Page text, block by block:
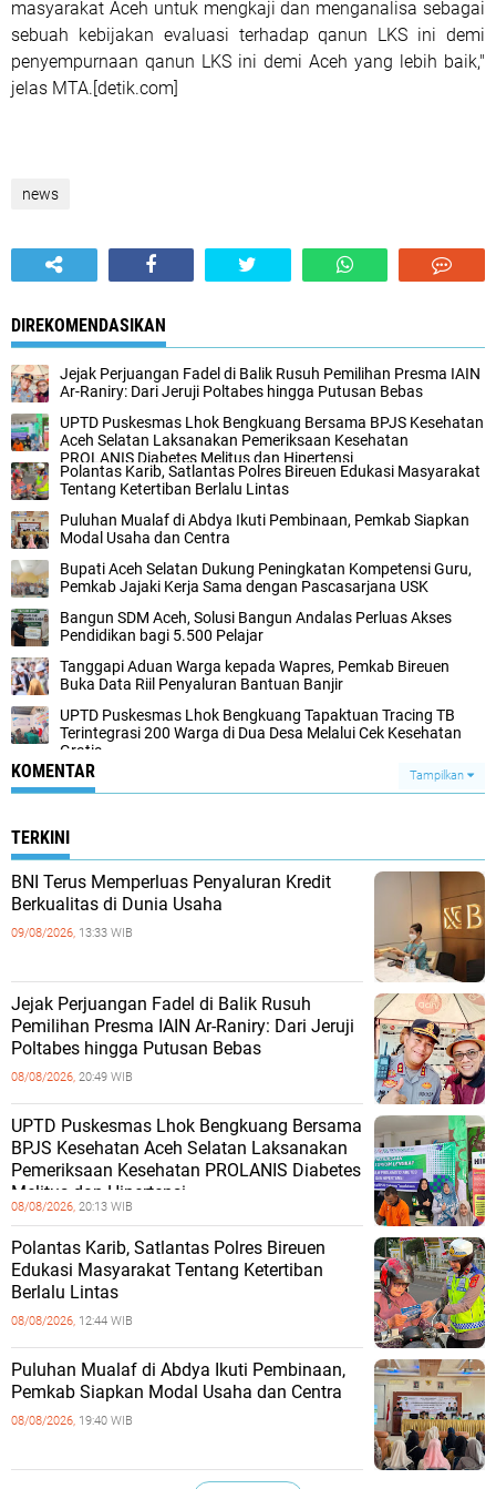
masyarakat Aceh untuk mengkaji dan menganalisa sebagai
sebuah kebijakan evaluasi terhadap qanun LKS ini demi
penyempurnaan qanun LKS ini demi Aceh yang lebih baik,"
jelas MTA.[detik.com]
news
DIREKOMENDASIKAN
Jejak Perjuangan Fadel di Balik Rusuh Pemilihan Presma IAIN
Ar-Raniry: Dari Jeruji Poltabes hingga Putusan Bebas
UPTD Puskesmas Lhok Bengkuang Bersama BPJS Kesehatan
Aceh Selatan Laksanakan Pemeriksaan Kesehatan
PROLANIS Diabetes Melitus dan Hipertensi
Polantas Karib, Satlantas Polres Bireuen Edukasi Masyarakat
Tentang Ketertiban Berlalu Lintas
Puluhan Mualaf di Abdya Ikuti Pembinaan, Pemkab Siapkan
Modal Usaha dan Centra
Bupati Aceh Selatan Dukung Peningkatan Kompetensi Guru,
Pemkab Jajaki Kerja Sama dengan Pascasarjana USK
‎Bangun SDM Aceh, Solusi Bangun Andalas Perluas Akses
Pendidikan bagi 5.500 Pelajar ‎
Tanggapi Aduan Warga kepada Wapres, Pemkab Bireuen
Buka Data Riil Penyaluran Bantuan Banjir
UPTD Puskesmas Lhok Bengkuang Tapaktuan ‎Tracing TB
Terintegrasi 200 Warga di Dua Desa Melalui Cek Kesehatan
Gratis
KOMENTAR Tampilkan
TERKINI
BNI Terus Memperluas Penyaluran Kredit
Berkualitas di Dunia Usaha
09/08/2026, 13:33 WIB
Jejak Perjuangan Fadel di Balik Rusuh
Pemilihan Presma IAIN Ar-Raniry: Dari Jeruji
Poltabes hingga Putusan Bebas
08/08/2026, 20:49 WIB
UPTD Puskesmas Lhok Bengkuang Bersama
BPJS Kesehatan Aceh Selatan Laksanakan
Pemeriksaan Kesehatan PROLANIS Diabetes
Melitus dan Hipertensi
08/08/2026, 20:13 WIB
Polantas Karib, Satlantas Polres Bireuen
Edukasi Masyarakat Tentang Ketertiban
Berlalu Lintas
08/08/2026, 12:44 WIB
Puluhan Mualaf di Abdya Ikuti Pembinaan,
Pemkab Siapkan Modal Usaha dan Centra
08/08/2026, 19:40 WIB